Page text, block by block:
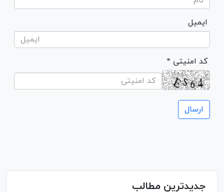
ایمیل
* کد امنیتی
جدیدترین مطالب